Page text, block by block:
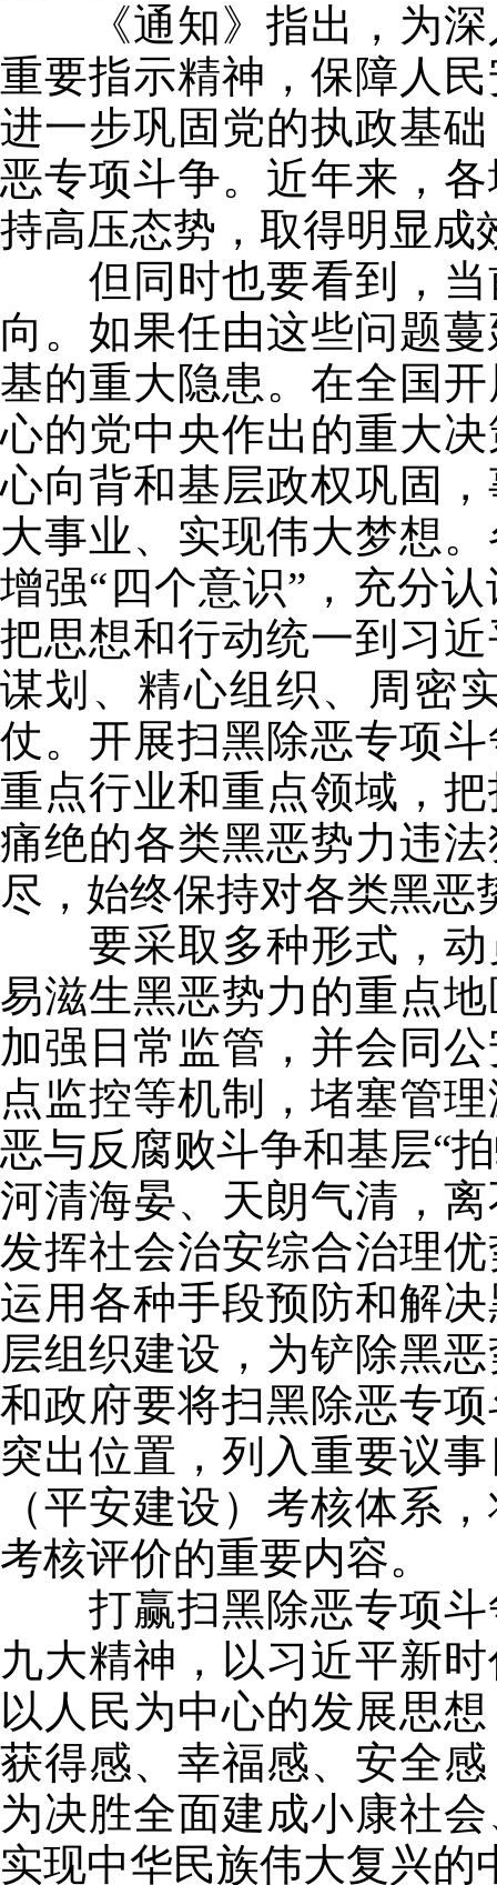
《通知》指出，为深
重要指示精神，保障人
进一步巩固党的执政基
恶专项斗争。近年来，
持高压态势，取得明显成
但同时也要看到，当
向。如果任由这些问题
基的重大隐患。在全国
心的党中央作出的重大
心向背和基层政权巩固
大事业、实现伟大梦想
增强“四个意识”，充分
把思想和行动统一到习
谋划、精心组织、周密
仗。开展扫黑除恶专项
重点行业和重点领域，
痛绝的各类黑恶势力违
尽，始终保持对各类黑恶
要采取多种形式，动
易滋生黑恶势力的重点
加强日常监管，并会同
点监控等机制，堵塞管
恶与反腐败斗争和基层“
河清海晏、天朗气清，
发挥社会治安综合治理
运用各种手段预防和解
层组织建设，为铲除黑
和政府要将扫黑除恶专
突出位置，列入重要议
（平安建设）考核体系
考核评价的重要内容。
打赢扫黑除恶专项斗
九大精神，以习近平新
以人民为中心的发展思
获得感、幸福感、安全
为决胜全面建成小康社
实现中华民族伟大复兴